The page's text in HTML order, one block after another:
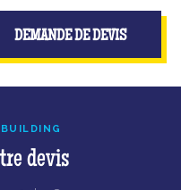
DEMANDE DE DEVIS
devis